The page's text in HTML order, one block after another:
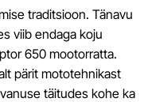
traditsioon. Tänavu
viib endaga koju
650 mootorratta.
pärit mototehnikast
täitudes kohe ka